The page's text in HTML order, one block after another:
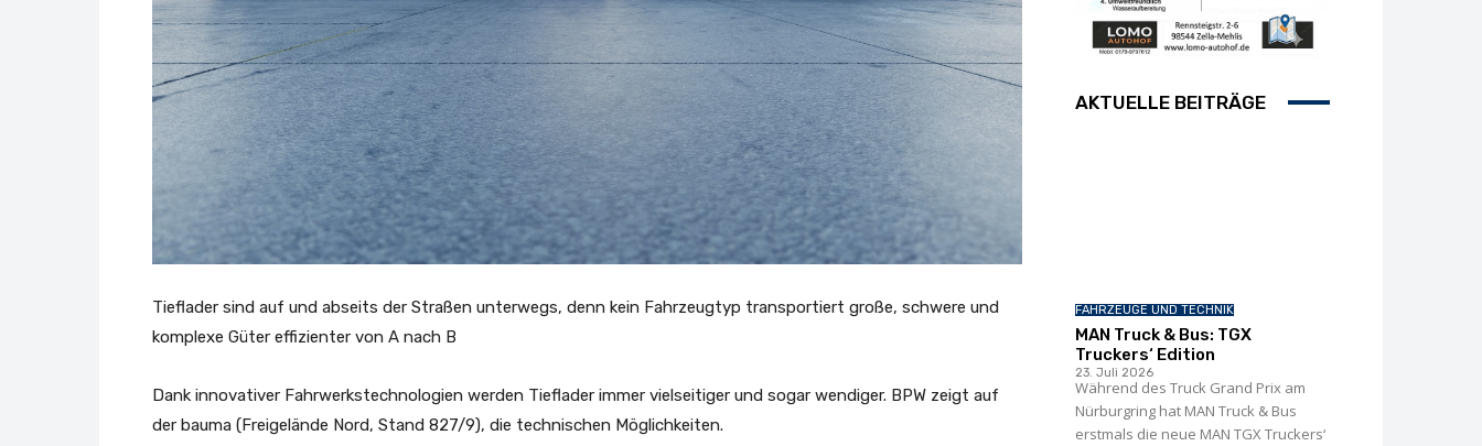
Tieflader sind auf und abseits der Straßen unterwegs, denn kein Fahrzeugtyp transportiert große, schwere und
komplexe Güter effizienter von A nach B
Dank innovativer Fahrwerkstechnologien werden Tieflader immer vielseitiger und sogar wendiger. BPW zeigt auf
der bauma (Freigelände Nord, Stand 827/9), die technischen Möglichkeiten.
AKTUELLE BEITRÄGE
FAHRZEUGE UND TECHNIK
MAN Truck & Bus: TGX
Truckers‘ Edition
23. Juli 2026
Während des Truck Grand Prix am
Nürburgring hat MAN Truck & Bus
erstmals die neue MAN TGX Truckers‘